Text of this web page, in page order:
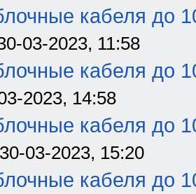
кабеля до
03-2023, 11:58
кабеля до
2023, 14:58
кабеля до
03-2023, 15:20
кабеля до